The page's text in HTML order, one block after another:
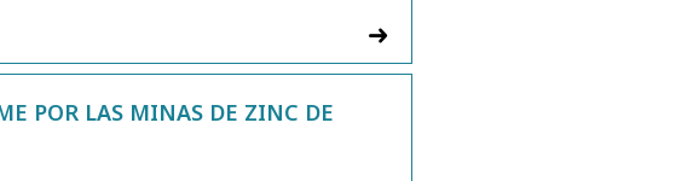
POR LAS MINAS DE ZINC DE